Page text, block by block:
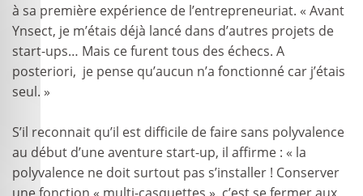
à sa première expérience de l’entrepreneuriat. « Avant
Ynsect, je m’étais déjà lancé dans d’autres projets de
start-ups… Mais ce furent tous des échecs. A
posteriori, je pense qu’aucun n’a fonctionné car j’étais
seul. »
S’il reconnait qu’il est difficile de faire sans polyvalence
au début d’une aventure start-up, il affirme : « la
polyvalence ne doit surtout pas s’installer ! Conserver